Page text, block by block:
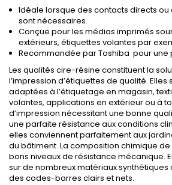
Idéale lorsque des contacts directs ou
sont nécessaires.
Conçue pour les médias imprimés
extérieurs, étiquettes volantes par
Recommandée par Toshiba pour une
Les qualités cire-résine constituent la
l’impression d’étiquettes de qualité.
adaptées à l’étiquetage en magasin,
volantes, applications en extérieur ou à
d’impression nécessitant une bonne
une parfaite résistance aux conditions
elles conviennent parfaitement aux
du bâtiment. La composition chimique de
bons niveaux de résistance mécanique.
sur de nombreux matériaux
des codes-barres clairs et nets.